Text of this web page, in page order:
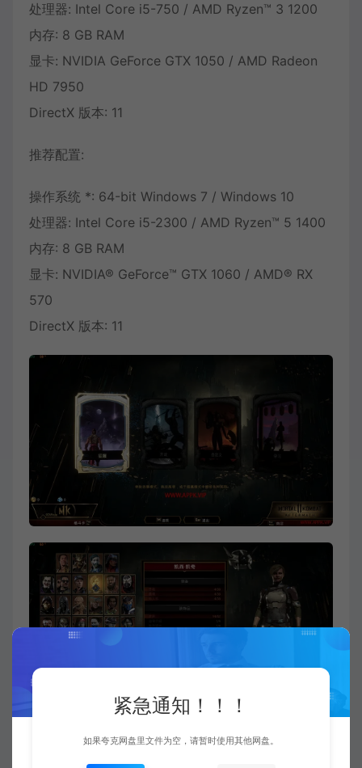
处理器: Intel Core i5-750 / AMD Ryzen™ 3 1200
内存: 8 GB RAM
显卡: NVIDIA GeForce GTX 1050 / AMD Radeon
HD 7950
DirectX 版本: 11
推荐配置:
操作系统 *: 64-bit Windows 7 / Windows 10
处理器: Intel Core i5-2300 / AMD Ryzen™ 5 1400
内存: 8 GB RAM
显卡: NVIDIA® GeForce™ GTX 1060 / AMD® RX
570
DirectX 版本: 11
紧急通知！！！
如果夸克网盘里文件为空，请暂时使用其他网盘。